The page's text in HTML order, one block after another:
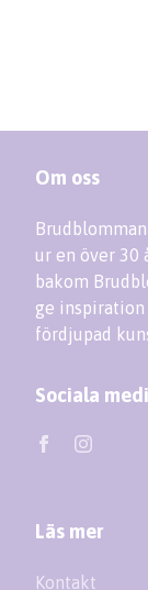
Om oss
ur en över 30
bakom
ge
fördjupad
Sociala
Läs mer
Kontakt